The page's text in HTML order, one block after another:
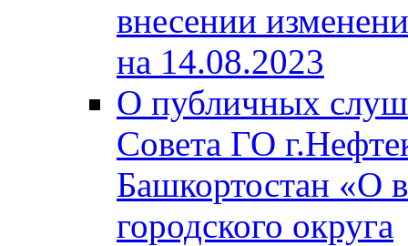
внесении
на 14.08.2023
О публичных
Совета ГО
Башкортостан «О
городского округа